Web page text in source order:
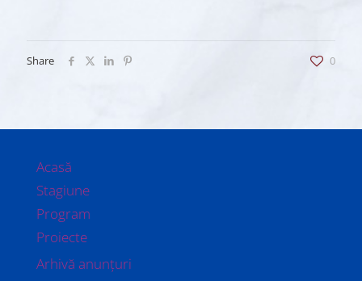
Share 0
Acasă
Stagiune
Program
Proiecte
Arhivă anunțuri